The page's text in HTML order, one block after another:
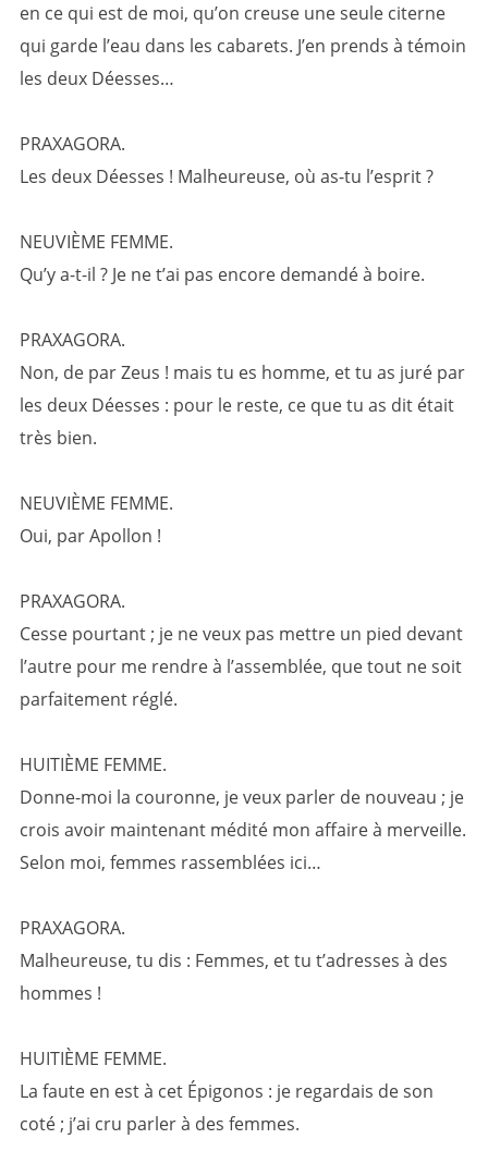
en ce qui est de moi, qu’on creuse une seule citerne
qui garde l’eau dans les cabarets. J’en prends à témoin
les deux Déesses…
PRAXAGORA.
Les deux Déesses ! Malheureuse, où as-tu l’esprit ?
NEUVIÈME FEMME.
Qu’y a-t-il ? Je ne t’ai pas encore demandé à boire.
PRAXAGORA.
Non, de par Zeus ! mais tu es homme, et tu as juré par
les deux Déesses : pour le reste, ce que tu as dit était
très bien.
NEUVIÈME FEMME.
Oui, par Apollon !
PRAXAGORA.
Cesse pourtant ; je ne veux pas mettre un pied devant
l’autre pour me rendre à l’assemblée, que tout ne soit
parfaitement réglé.
HUITIÈME FEMME.
Donne-moi la couronne, je veux parler de nouveau ; je
crois avoir maintenant médité mon affaire à merveille.
Selon moi, femmes rassemblées ici…
PRAXAGORA.
Malheureuse, tu dis : Femmes, et tu t’adresses à des
hommes !
HUITIÈME FEMME.
La faute en est à cet Épigonos : je regardais de son
coté ; j’ai cru parler à des femmes.